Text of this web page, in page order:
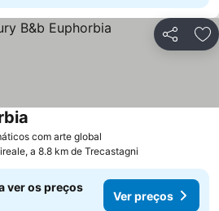
Partilhar
com arte global
a 8.8 km de Trecastagni
ver os preços
Ver preços